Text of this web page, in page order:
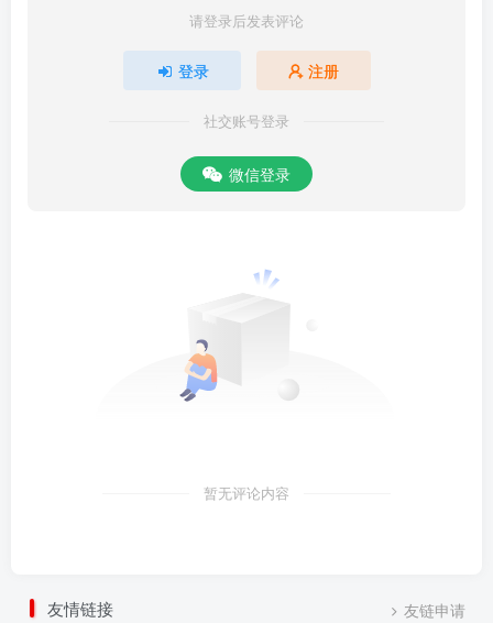
请登录后发表评论
登录 注册
社交账号登录
微信登录
暂无评论内容
友情链接 友链申请